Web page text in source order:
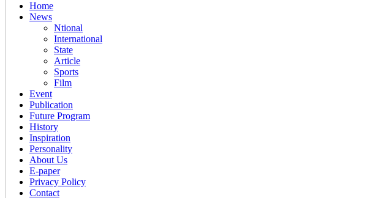
Home
News
Ntional
International
State
Article
Sports
Film
Event
Publication
Future Program
History
Inspiration
Personality
About Us
E-paper
Privacy Policy
Contact